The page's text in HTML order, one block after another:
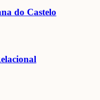
do Castelo